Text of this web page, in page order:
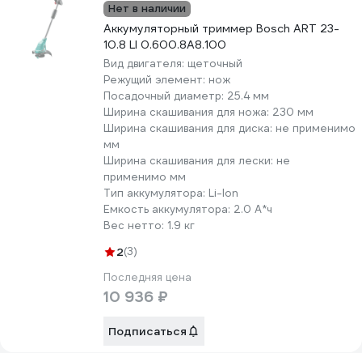
Нет в наличии
Аккумуляторный триммер Bosch ART 23-
10.8 LI 0.600.8A8.100
Вид двигателя: щеточный
Режущий элемент: нож
Посадочный диаметр: 25.4 мм
Ширина скашивания для ножа: 230 мм
Ширина скашивания для диска: не применимо
мм
Ширина скашивания для лески: не
применимо мм
Тип аккумулятора: Li-lon
Емкость аккумулятора: 2.0 А*ч
Вес нетто: 1.9 кг
2(3)
Последняя цена
10 936 ₽
Подписаться